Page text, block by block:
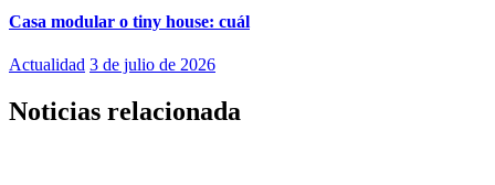
Casa modular o tiny house: cuál
Actualidad 3 de julio de 2026
Noticias relacionada